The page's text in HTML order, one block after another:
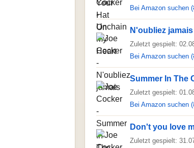
Bei Amazon suchen
N'oubliez jamais
Zuletzt gespielt:
Bei Amazon suchen
Summer In The
Zuletzt gespielt:
Bei Amazon suchen
Don't you love
Zuletzt gespielt: